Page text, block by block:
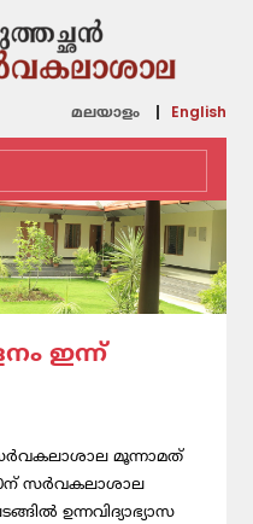
മലയാളം English
ഇന്ന്
മൂന്നാമത്
സര്‍വകലാശാല
ഉന്നവിദ്യാഭ്യാസ